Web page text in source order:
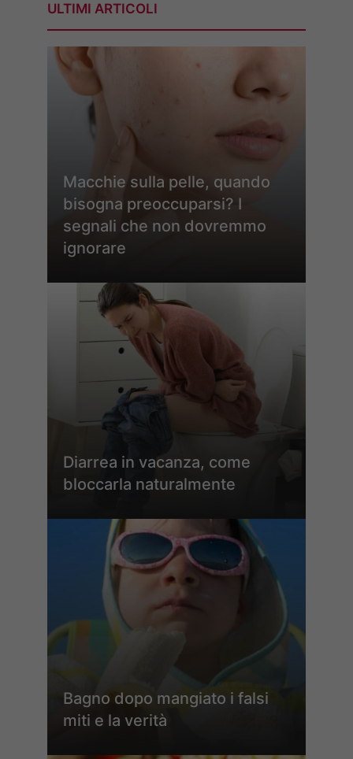
ULTIMI ARTICOLI
Macchie sulla pelle, quando
bisogna preoccuparsi? I
segnali che non dovremmo
ignorare
Diarrea in vacanza, come
bloccarla naturalmente
Bagno dopo mangiato i falsi
miti e la verità